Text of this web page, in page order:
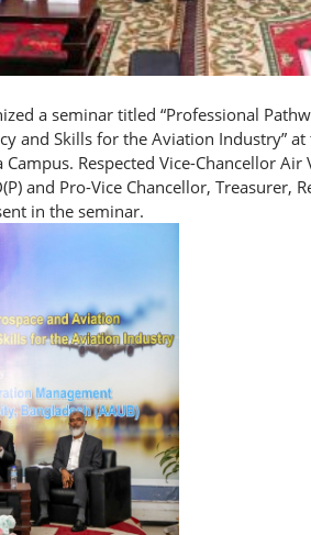
a seminar titled “Professional
and Skills for the Aviation Industry”
Respected Vice-Chancellor
and Pro-Vice Chancellor, Treasurer,
in the seminar.